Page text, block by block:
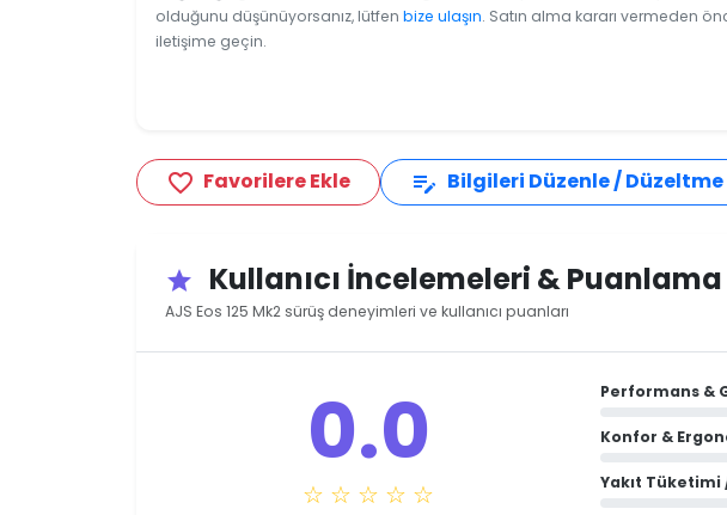
olduğunu düşünüyorsanız, lütfen bize ulaşın. Satın alma kararı vermeden
iletişime geçin.
favorite_border Favorilere Ekle edit_note Bilgileri Düzenle / Düzeltme
star Kullanıcı İncelemeleri & Puanlama
AJS Eos 125 Mk2 sürüş deneyimleri ve kullanıcı puanları
0.0
☆ ☆ ☆ ☆ ☆
Performans &
Konfor &
Yakıt Tüketimi